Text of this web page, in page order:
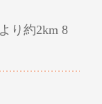
り約2km 8